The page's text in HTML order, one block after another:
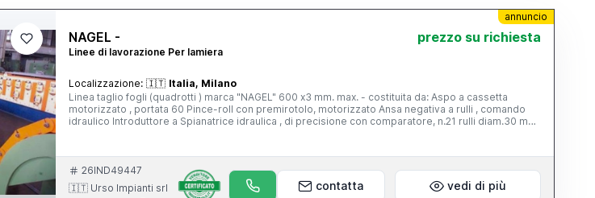
annuncio
NAGEL -
Linee di lavorazione Per lamiera
prezzo su richiesta
Localizzazione: 🇮🇹 Italia, Milano
Linea taglio fogli (quadrotti ) marca "NAGEL" 600 x3 mm. max. - costituita da: Aspo a cassetta
motorizzato , portata 60 Pince-roll con premirotolo, motorizzato Ansa negativa a rulli , comando
idraulico Introduttore a Spianatrice idraulica , di precisione con comparatore, n.21 rulli diam.30 mm
26IND49447
🇮🇹 Urso Impianti srl
contatta vedi di più